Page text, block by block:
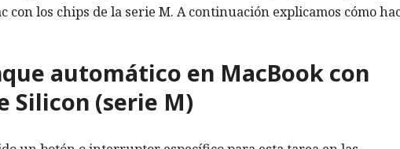
con los chips de la serie M. A continuación explicamos cómo
automático en MacBook con
Silicon (serie M)